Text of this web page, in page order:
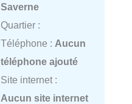
Saverne
Quartier :
Téléphone : Aucun
téléphone ajouté
Site internet :
Aucun site internet